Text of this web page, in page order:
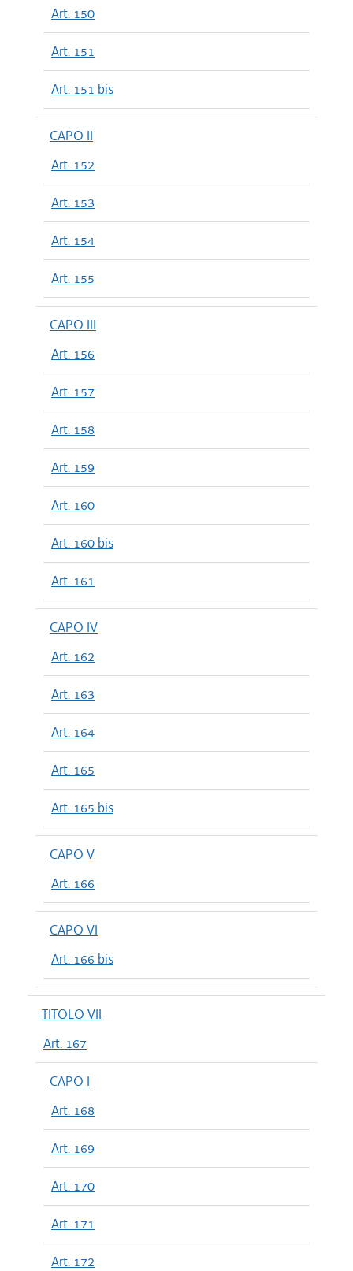
Art. 150
Art. 151
Art. 151 bis
CAPO II
Art. 152
Art. 153
Art. 154
Art. 155
CAPO III
Art. 156
Art. 157
Art. 158
Art. 159
Art. 160
Art. 160 bis
Art. 161
CAPO IV
Art. 162
Art. 163
Art. 164
Art. 165
Art. 165 bis
CAPO V
Art. 166
CAPO VI
Art. 166 bis
TITOLO VII
Art. 167
CAPO I
Art. 168
Art. 169
Art. 170
Art. 171
Art. 172